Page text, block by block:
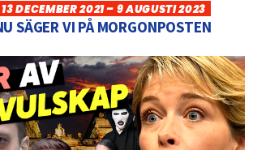
DECEMBER 2021 – 9 AUGUSTI 2023
SÄGER VI PÅ MORGONPOSTEN